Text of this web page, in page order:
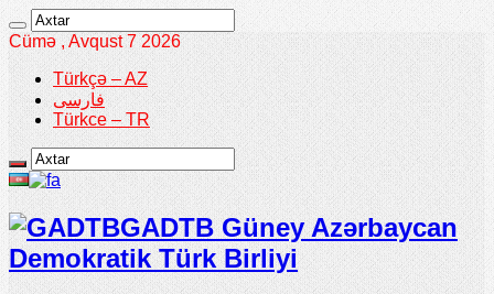
Cümə , Avqust 7 2026
Türkçə – AZ
فارسی
Türkce – TR
GADTB Güney Azərbaycan
Demokratik Türk Birliyi